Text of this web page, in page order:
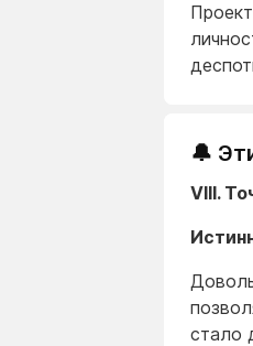
🔔
VIII.
стало